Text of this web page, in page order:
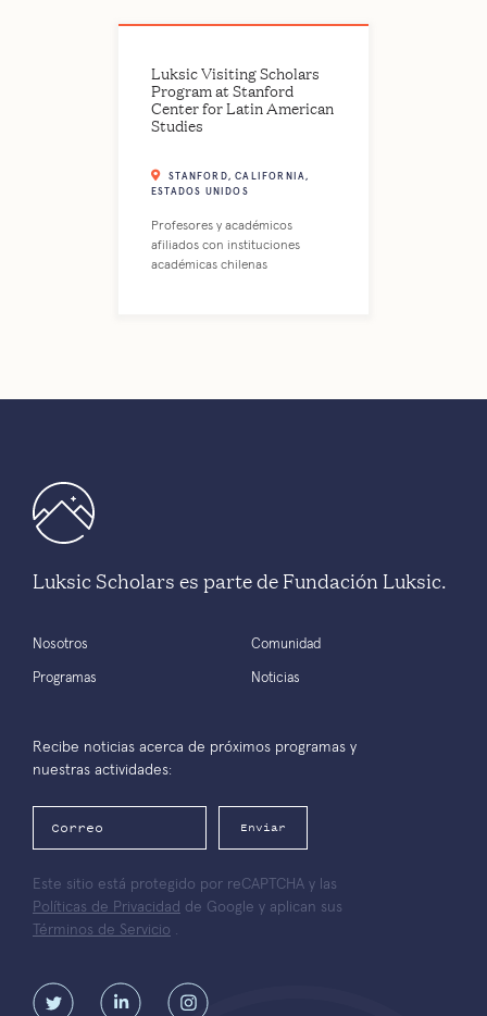
Luksic Visiting Scholars
Program at Stanford
Center for Latin American
Studies
STANFORD, CALIFORNIA,
ESTADOS UNIDOS
Profesores y académicos
afiliados con instituciones
académicas chilenas
Luksic Scholars es parte de Fundación Luksic.
Nosotros
Programas
Comunidad
Noticias
Recibe noticias acerca de próximos programas y
nuestras actividades:
Enviar
Este sitio está protegido por reCAPTCHA y las
Políticas de Privacidad de Google y aplican sus
Términos de Servicio